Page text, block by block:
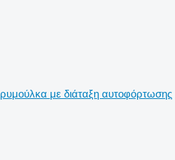
ρυμούλκα με διάταξη αυτοφόρτωσης